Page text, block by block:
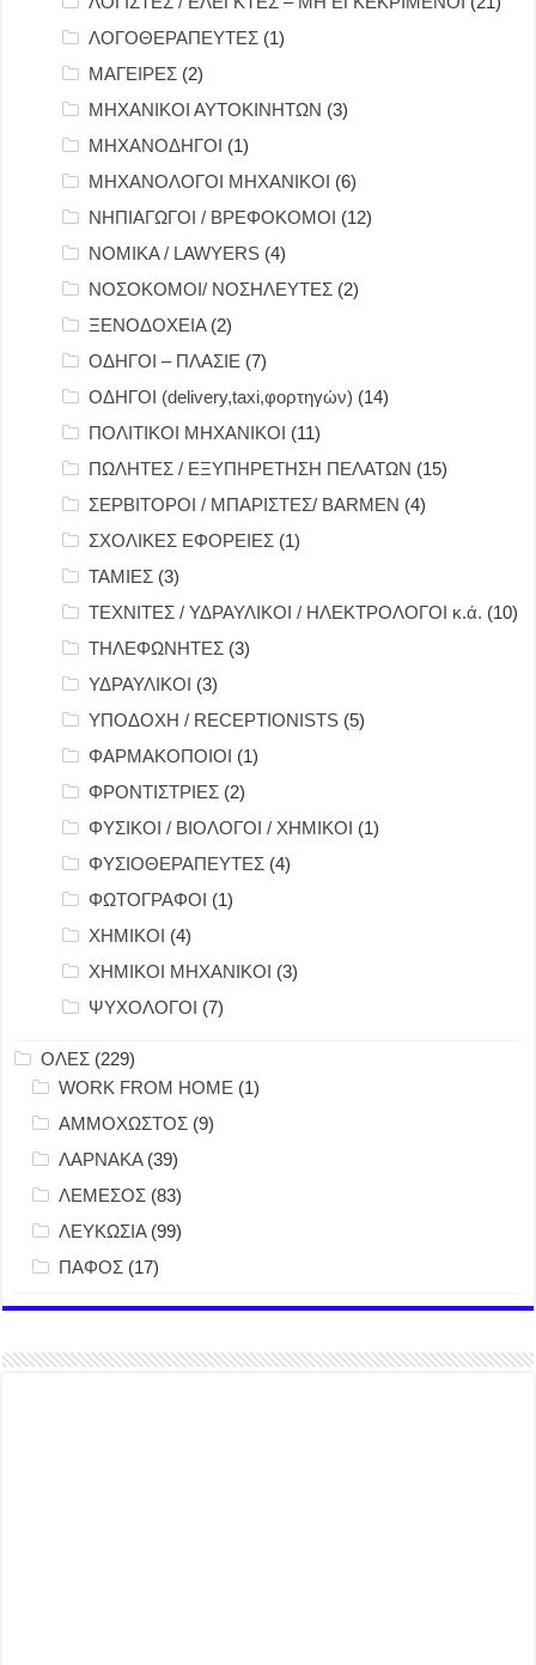
ΛΟΓΟΘΕΡΑΠΕΥΤΕΣ (1)
ΜΑΓΕΙΡΕΣ (2)
ΜΗΧΑΝΙΚΟΙ ΑΥΤΟΚΙΝΗΤΩΝ (3)
ΜΗΧΑΝΟΔΗΓΟΙ (1)
ΜΗΧΑΝΟΛΟΓΟΙ ΜΗΧΑΝΙΚΟΙ (6)
ΝΗΠΙΑΓΩΓΟΙ / ΒΡΕΦΟΚΟΜΟΙ (12)
ΝΟΜΙΚΑ / LAWYERS (4)
ΝΟΣΟΚΟΜΟΙ/ ΝΟΣΗΛΕΥΤΕΣ (2)
ΞΕΝΟΔΟΧΕΙΑ(2)
ΟΔΗΓΟΙ – ΠΛΑΣΙΕ (7)
ΟΔΗΓΟΙ (delivery,taxi,φορτηγών) (14)
ΠΟΛΙΤΙΚΟΙ ΜΗΧΑΝΙΚΟΙ (11)
ΠΩΛΗΤΕΣ / ΕΞΥΠΗΡΕΤΗΣΗ ΠΕΛΑΤΩΝ (15)
ΣΕΡΒΙΤΟΡΟΙ / ΜΠΑΡΙΣΤΕΣ/ BARMEN (4)
ΣΧΟΛΙΚΕΣ ΕΦΟΡΕΙΕΣ (1)
ΤΑΜΙΕΣ (3)
ΤΕΧΝΙΤΕΣ / ΥΔΡΑΥΛΙΚΟΙ / ΗΛΕΚΤΡΟΛΟΓΟΙ κ.ά. (10)
ΤΗΛΕΦΩΝΗΤΕΣ (3)
ΥΔΡΑΥΛΙΚΟΙ (3)
ΥΠΟΔΟΧΗ / RECEPTIONISTS (5)
ΦΑΡΜΑΚΟΠΟΙΟΙ (1)
ΦΡΟΝΤΙΣΤΡΙΕΣ (2)
ΦΥΣΙΚΟΙ / ΒΙΟΛΟΓΟΙ / ΧΗΜΙΚΟΙ (1)
ΦΥΣΙΟΘΕΡΑΠΕΥΤΕΣ (4)
ΦΩΤΟΓΡΑΦΟΙ (1)
ΧΗΜΙΚΟΙ (4)
ΧΗΜΙΚΟΙ ΜΗΧΑΝΙΚΟΙ (3)
ΨΥΧΟΛΟΓΟΙ (7)
ΟΛΕΣ (229)
WORK FROM HOME (1)
ΑΜΜΟΧΩΣΤΟΣ (9)
ΛΑΡΝΑΚΑ(39)
ΛΕΜΕΣΟΣ (83)
ΛΕΥΚΩΣΙΑ(99)
ΠΑΦΟΣ (17)